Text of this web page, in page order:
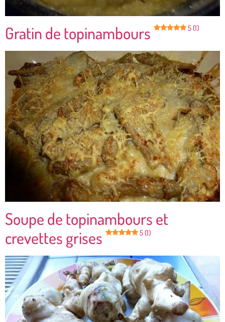
Gratin de topinambours 5 (1)
Soupe de topinambours et
crevettes grises
5 (1)